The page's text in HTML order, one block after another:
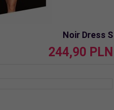
Noir Dress S
244,90 PLN